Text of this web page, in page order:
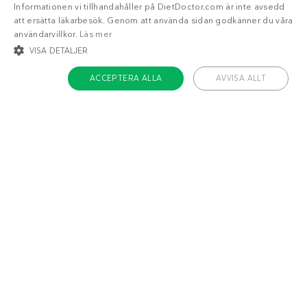
Informationen vi tillhandahåller på DietDoctor.com är inte avsedd
att ersätta läkarbesök. Genom att använda sidan godkänner du våra
användarvillkor. Läs mer
VISA DETALJER
ACCEPTERA ALLA AVVISA ALLT